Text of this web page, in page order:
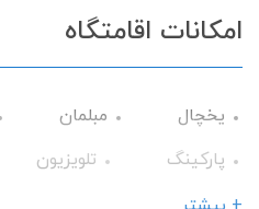
امکانات اقامتگاه
یخچال مبلمان
پارکینگ
تلویزیون
حمام